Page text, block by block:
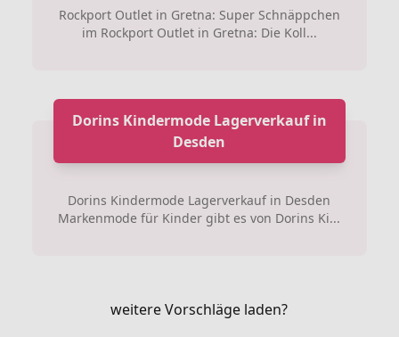
Rockport Outlet in Gretna: Super Schnäppchen
im Rockport Outlet in Gretna: Die Koll...
Dorins Kindermode Lagerverkauf in
Desden
Dorins Kindermode Lagerverkauf in Desden
Markenmode für Kinder gibt es von Dorins Ki...
weitere Vorschläge laden?